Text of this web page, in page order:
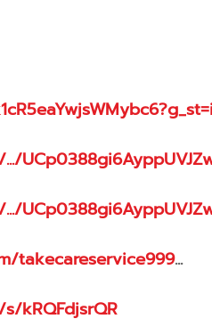
takecareservice999...
kRQFdjsrQR